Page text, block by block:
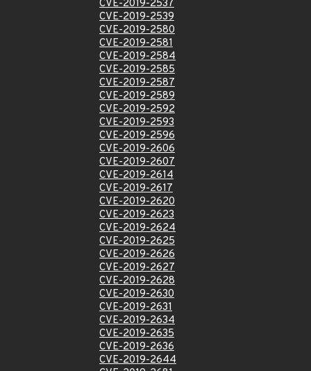
CVE-2019-2537
CVE-2019-2539
CVE-2019-2580
CVE-2019-2581
CVE-2019-2584
CVE-2019-2585
CVE-2019-2587
CVE-2019-2589
CVE-2019-2592
CVE-2019-2593
CVE-2019-2596
CVE-2019-2606
CVE-2019-2607
CVE-2019-2614
CVE-2019-2617
CVE-2019-2620
CVE-2019-2623
CVE-2019-2624
CVE-2019-2625
CVE-2019-2626
CVE-2019-2627
CVE-2019-2628
CVE-2019-2630
CVE-2019-2631
CVE-2019-2634
CVE-2019-2635
CVE-2019-2636
CVE-2019-2644